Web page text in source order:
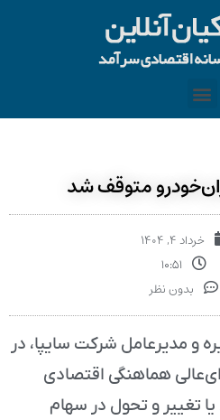
متوقف شد
خرداد ۴, ۱۴۰۴
۱۰:۵۱
بدون نظر
و مدیرعامل شرکت سایپا، در
هماهنگی اقتصادی
تغییر و تحول در سهام